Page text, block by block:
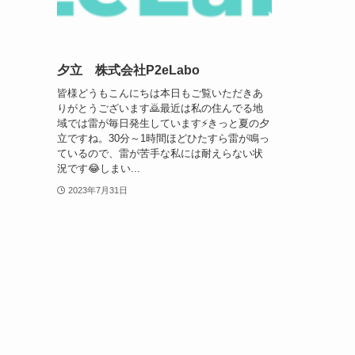
夕立 株式会社P2eLabo
皆様どうもこんにちは本日もご覧いただきあ
りがとうございます🙇最近は私の住んでる地
域では雷が毎日発生しています⚡きっと夏の夕
立ですね。30分～1時間ほどひたすら雷が鳴っ
ているので、雷が苦手な私には耐えらない状
況です😂しまい...
2023年7月31日